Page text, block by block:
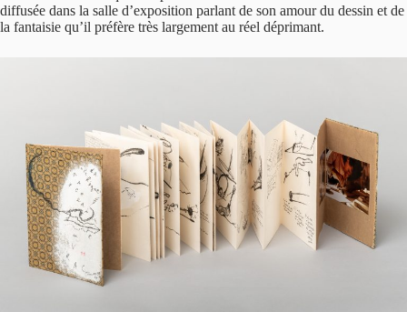
diffusée dans la salle d’exposition parlant de son amour du dessin et de
la fantaisie qu’il préfère très largement au réel déprimant.